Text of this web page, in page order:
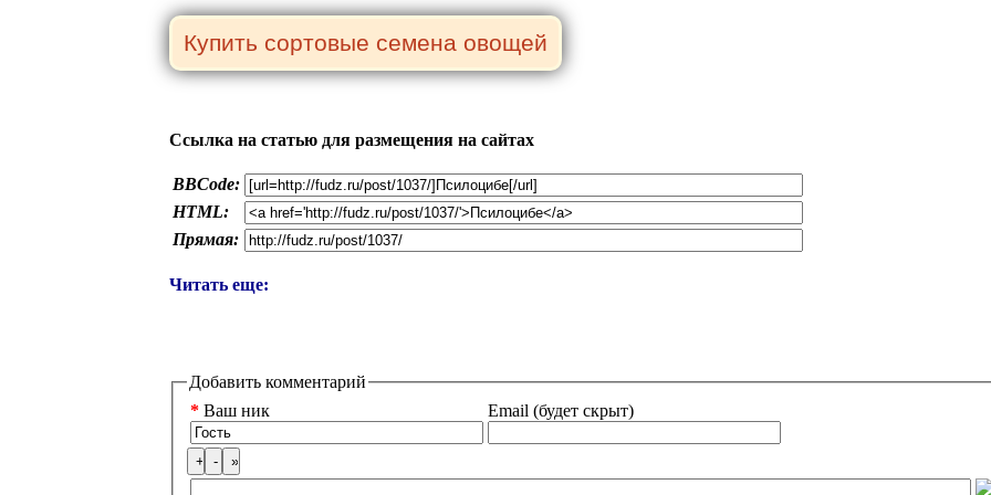
Ссылка на статью для размещения на сайтах
BBCode:
HTML:
Прямая:
Читать еще:
Добавить комментарий
* Ваш ник Email (будет скрыт)